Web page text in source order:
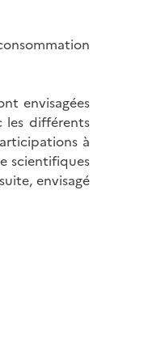
envisagées
les différents
à
scientifiques
envisagé